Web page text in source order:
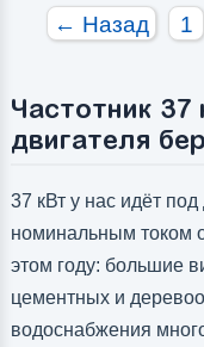
← Назад 1
Частотник 37
двигателя
37 кВт у нас идёт
номинальным током
этом году: большие
цементных и
водоснабжения